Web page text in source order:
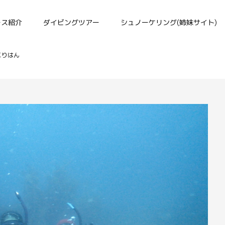
紹介 ダイビングツアー シュノーケリング(姉妹サイト)
はん